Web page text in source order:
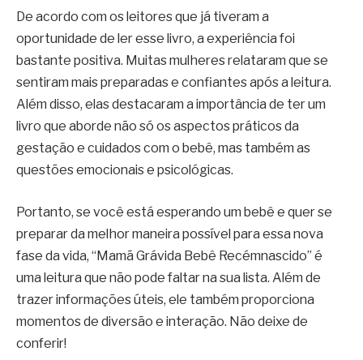
De acordo com os leitores que já tiveram a
oportunidade de ler esse livro, a experiência foi
bastante positiva. Muitas mulheres relataram que se
sentiram mais preparadas e confiantes após a leitura.
Além disso, elas destacaram a importância de ter um
livro que aborde não só os aspectos práticos da
gestação e cuidados com o bebê, mas também as
questões emocionais e psicológicas.
Portanto, se você está esperando um bebê e quer se
preparar da melhor maneira possível para essa nova
fase da vida, “Mamã Grávida Bebê Recémnascido” é
uma leitura que não pode faltar na sua lista. Além de
trazer informações úteis, ele também proporciona
momentos de diversão e interação. Não deixe de
conferir!